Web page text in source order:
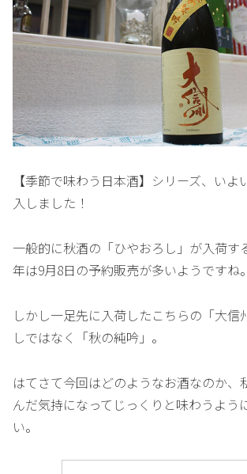
【季節で味わう日本酒】シリーズ、いよ
入しました！
一般的に秋酒の「ひやおろし」が入荷す
年は9月8日の予約販売が多いようですね。
しかし一足先に入荷したこちらの「大信
しではなく「秋の純吟」。
はてさて今回はどのようなお酒なのか、
んだ気持になってじっくりと味わうよう
い。